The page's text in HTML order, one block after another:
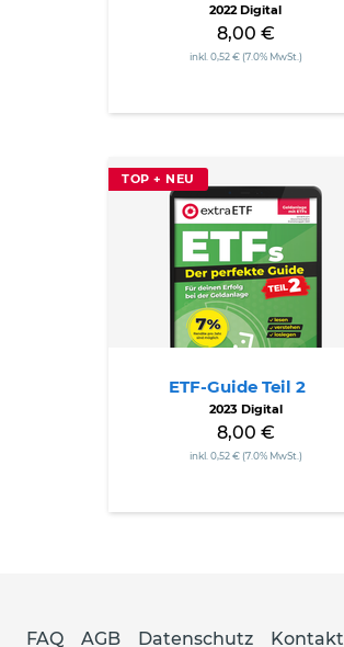
2022 Digital
8,00 €
inkl. 0,52 € (7.0% MwSt.)
ETF-
Guide
TOP + NEU
ETF-Guide Teil 2
2023 Digital
8,00 €
inkl. 0,52 € (7.0% MwSt.)
FAQ AGB Datenschutz Kontakt